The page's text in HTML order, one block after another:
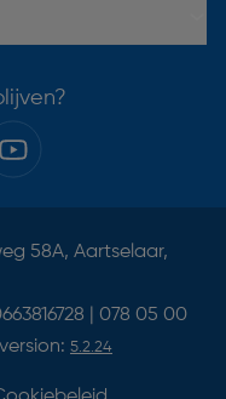
58A, Aartselaar,
| 078 05 00
version: 5.2.24